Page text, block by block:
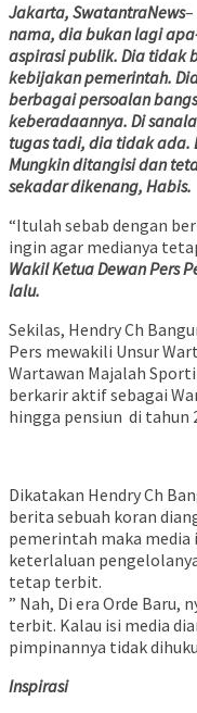
Jakarta, SwatantraNews–
nama, dia bukan lagi
aspirasi publik. Dia tidak
kebijakan pemerintah.
berbagai persoalan
keberadaannya. Di
tugas tadi, dia tidak ada.
Mungkin ditangisi dan
sekadar dikenang, Habis.
“Itulah sebab dengan
ingin agar medianya
Wakil Ketua Dewan Pers
lalu.
Sekilas, Hendry Ch
Pers mewakili Unsur
Wartawan Majalah
berkarir aktif sebagai
hingga pensiun di tahun
Dikatakan Hendry Ch
berita sebuah koran
pemerintah maka
keterlaluan
tetap terbit.
” Nah, Di era Orde Baru,
terbit. Kalau isi media
pimpinannya tidak
Inspirasi